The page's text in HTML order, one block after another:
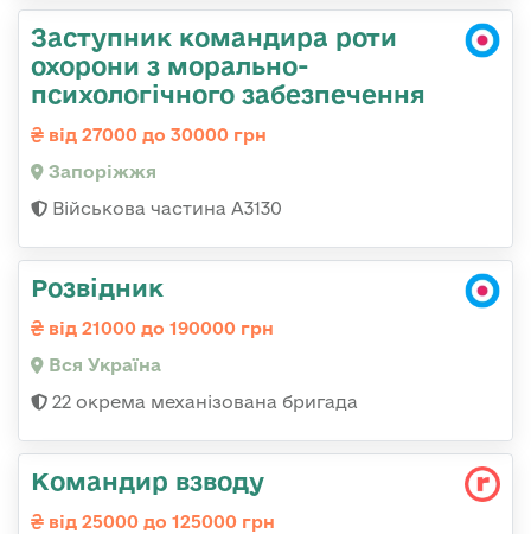
Заступник командира роти
охорони з морально-
психологічного забезпечення
від 27000 до 30000 грн
Запоріжжя
Військова частина А3130
Розвідник
від 21000 до 190000 грн
Вся Україна
22 окрема механізована бригада
Командир взводу
від 25000 до 125000 грн